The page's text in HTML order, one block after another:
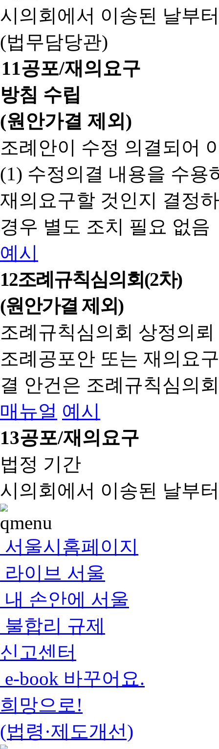
시의회에서 이송된 날부
(법무담당관)
11공포/재의요구
방침 수립
(원안가결 제외)
조례안이 수정 의결되어
(1) 수정의결 내용을 수용
재의요구할 것인지 결정
경우 별도 조치 필요 없음
예시
12조례규칙심의회(2차)
(원안가결 제외)
조례규칙심의회 상정의
조례공포안 또는 재의요
결 안건은 조례규칙심의
매뉴얼 예시
13공포/재의요구
법정 기간
시의회에서 이송된 날부
서울시홈페이지
라이브 서울
내 손안에 서울
불합리 규제
신고센터
e-book 바꾸어요.
희망으로!
(법령·제도개선)